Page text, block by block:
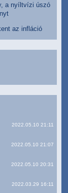
a nyíltvízi úszó
az infláció
2022.05.10 21:11
2022.05.10 21:07
2022.05.10 20:31
2022.03.29 16:11